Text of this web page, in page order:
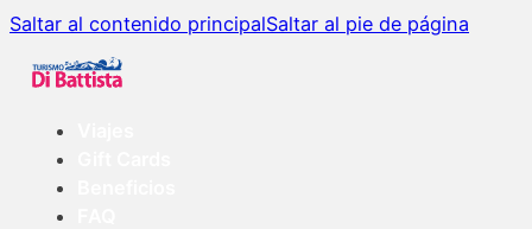
Saltar al contenido principalSaltar al pie de página